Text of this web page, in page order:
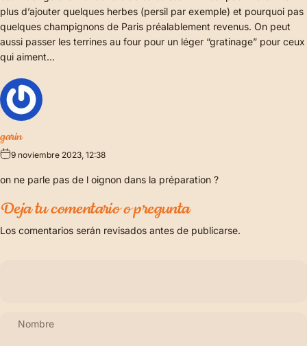
plus d’ajouter quelques herbes (persil par exemple) et pourquoi pas
quelques champignons de Paris préalablement revenus. On peut
aussi passer les terrines au four pour un léger “gratinage” pour ceux
qui aiment…
garin
9 noviembre 2023, 12:38
on ne parle pas de l oignon dans la préparation ?
Deja tu comentario o pregunta
Los comentarios serán revisados antes de publicarse.
Nombre